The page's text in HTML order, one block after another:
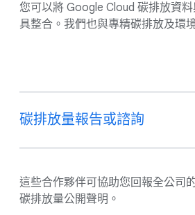
您可以將 Google Cloud 碳排放資
具整合。我們也與專精碳排放及環
碳排放量報告或諮詢
這些合作夥伴可協助您回報全公司
碳排放量公開聲明。